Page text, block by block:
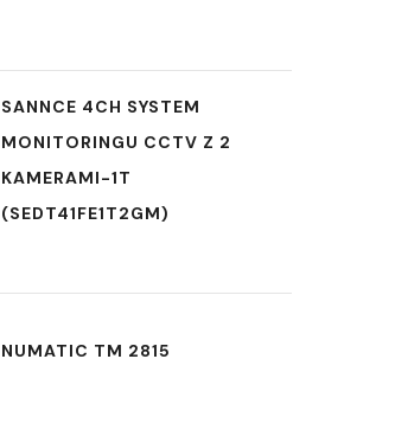
SANNCE 4CH SYSTEM
MONITORINGU CCTV Z 2
KAMERAMI-1T
(SEDT41FE1T2GM)
NUMATIC TM 2815